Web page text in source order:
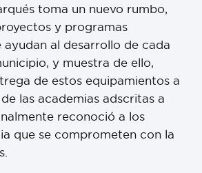
toma un nuevo rumbo,
y programas
ayudan al desarrollo de cada
y muestra de ello,
de estos equipamientos a
las academias adscritas a
reconoció a los
que se comprometen con la